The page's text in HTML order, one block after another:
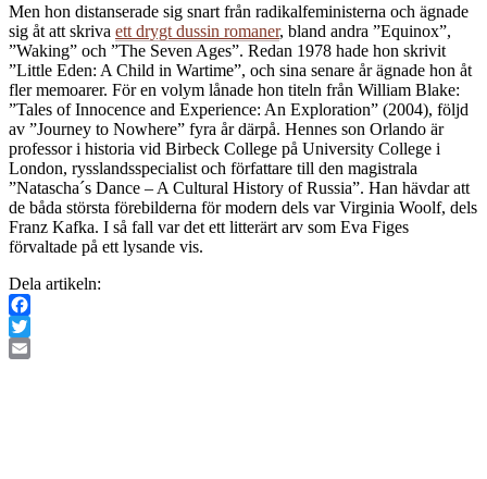
Men hon distanserade sig snart från radikalfeministerna och ägnade
sig åt att skriva ett drygt dussin romaner, bland andra ”Equinox”,
”Waking” och ”The Seven Ages”. Redan 1978 hade hon skrivit
”Little Eden: A Child in Wartime”, och sina senare år ägnade hon åt
fler memoarer. För en volym lånade hon titeln från William Blake:
”Tales of Innocence and Experience: An Exploration” (2004), följd
av ”Journey to Nowhere” fyra år därpå. Hennes son Orlando är
professor i historia vid Birbeck College på University College i
London, rysslandsspecialist och författare till den magistrala
”Natascha´s Dance – A Cultural History of Russia”. Han hävdar att
de båda största förebilderna för modern dels var Virginia Woolf, dels
Franz Kafka. I så fall var det ett litterärt arv som Eva Figes
förvaltade på ett lysande vis.
Dela artikeln:
Facebook
Twitter